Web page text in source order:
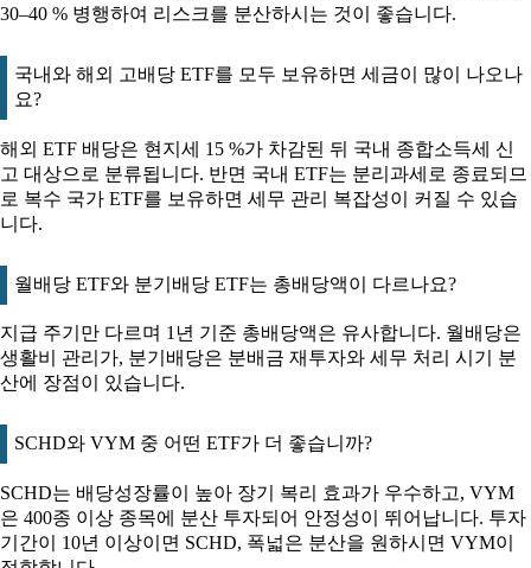
30–40 % 병행하여 리스크를 분산하시는 것이 좋습니다.
국내와 해외 고배당 ETF를 모두 보유하면 세금이 많이 나오나
요?
해외 ETF 배당은 현지세 15 %가 차감된 뒤 국내 종합소득세 신
고 대상으로 분류됩니다. 반면 국내 ETF는 분리과세로 종료되므
로 복수 국가 ETF를 보유하면 세무 관리 복잡성이 커질 수 있습
니다.
월배당 ETF와 분기배당 ETF는 총배당액이 다르나요?
지급 주기만 다르며 1년 기준 총배당액은 유사합니다. 월배당은
생활비 관리가, 분기배당은 분배금 재투자와 세무 처리 시기 분
산에 장점이 있습니다.
SCHD와 VYM 중 어떤 ETF가 더 좋습니까?
SCHD는 배당성장률이 높아 장기 복리 효과가 우수하고, VYM
은 400종 이상 종목에 분산 투자되어 안정성이 뛰어납니다. 투자
기간이 10년 이상이면 SCHD, 폭넓은 분산을 원하시면 VYM이